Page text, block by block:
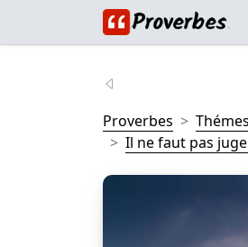
Proverbes Thémes
Il ne faut pas